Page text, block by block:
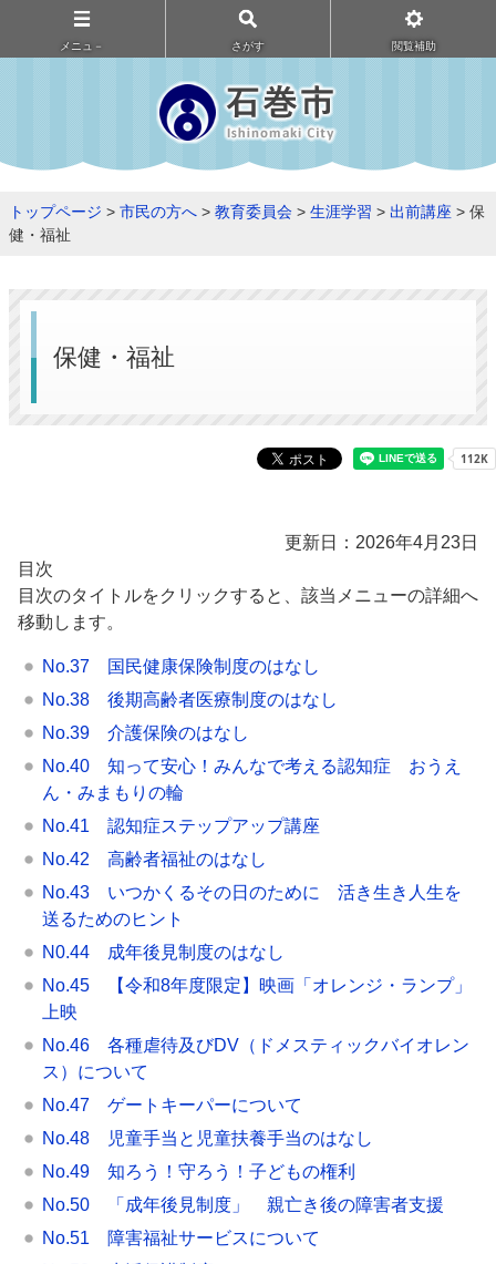
メニュ－ さがす 閲覧補助
トップページ > 市民の方へ > 教育委員会 > 生涯学習 > 出前講座 > 保
健・福祉
保健・福祉
更新日：2026年4月23日
目次
目次のタイトルをクリックすると、該当メニューの詳細へ
移動します。
No.37 国民健康保険制度のはなし
No.38 後期高齢者医療制度のはなし
No.39 介護保険のはなし
No.40 知って安心！みんなで考える認知症 おうえ
ん・みまもりの輪
No.41 認知症ステップアップ講座
No.42 高齢者福祉のはなし
No.43 いつかくるその日のために 活き生き人生を
送るためのヒント
N0.44 成年後見制度のはなし
No.45 【令和8年度限定】映画「オレンジ・ランプ」
上映
No.46 各種虐待及びDV（ドメスティックバイオレン
ス）について
No.47 ゲートキーパーについて
No.48 児童手当と児童扶養手当のはなし
No.49 知ろう！守ろう！子どもの権利
No.50 「成年後見制度」 親亡き後の障害者支援
No.51 障害福祉サービスについて